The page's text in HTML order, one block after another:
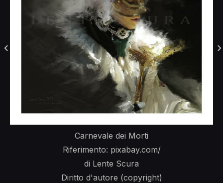
Carnevale dei Morti
Riferimento: pixabay.com/
di Lente Scura
Diritto d'autore (copyright)